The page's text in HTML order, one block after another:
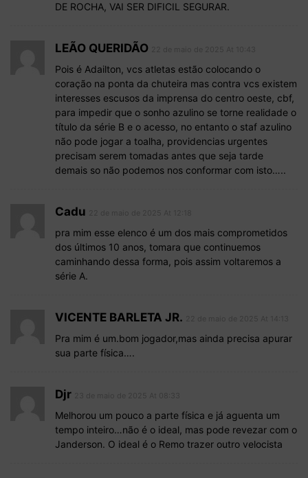
DE ROCHA, VAI SER DIFICIL SEGURAR.
LEÃO QUERIDÃO
Pois é Adailton, vcs atletas estão colocando o
coração na ponta da chuteira mas contra vcs existem
interesses escusos da imprensa do centro oeste, cbf,
para impedir que o sonho azulino se torne realidade o
título da série B e o acesso, no entanto o staf azulino
não pode jogar a toalha, providencias urgentes
precisam serem tomadas antes que seja tarde
demais so não podemos nos conformar com isto…..
Cadu
pra mim esse elenco é um dos mais comprometidos
dos últimos 10 anos, tomara que continuemos
caminhando dessa forma, pois assim voltaremos a
série A.
VICENTE BARLETA JR.
Pra mim é um.bom jogador,mas ainda precisa apurar
sua parte física….
Djr
Melhorou um pouco a parte física e já aguenta um
tempo inteiro…não é o ideal, mas pode revezar com o
Janderson. O ideal é o Remo trazer outro velocista